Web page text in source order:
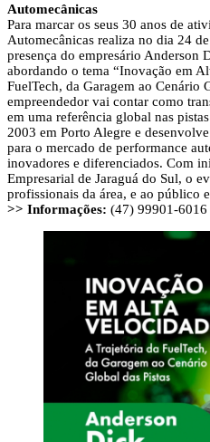
Automecânicas
Para marcar os seus 30 anos de
Automecânicas realiza no dia 24
presença do empresário Anderson
abordando o tema “Inovação em
FuelTech, da Garagem ao Cenário
empreendedor vai contar como
em uma referência global nas
2003 em Porto Alegre e
para o mercado de performance
inovadores e diferenciados. Com
Empresarial de Jaraguá do Sul, o
profissionais da área, e ao público
>> Informações: (47) 99901-6016